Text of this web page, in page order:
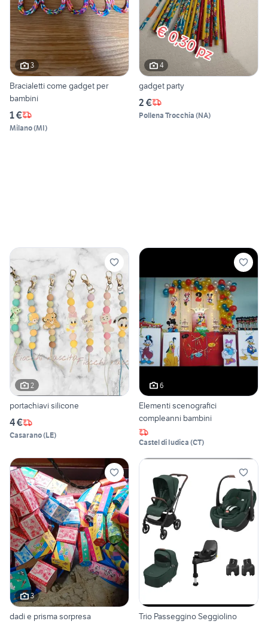
3
Bracialetti come gadget per
bambini
1 €
Milano(MI)
4
gadget party
2 €
Pollena Trocchia (NA)
2
portachiavi silicone
4 €
Casarano(LE)
6
Elementi scenografici
compleanni bambini
Castel di Iudica (CT)
3
dadi e prisma sorpresa
Trio Passeggino Seggiolino